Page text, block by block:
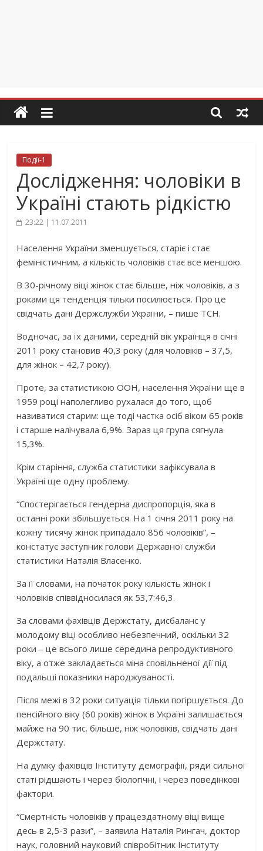
Події-1
Дослідження: чоловіки в
Україні стають рідкістю
23:22 | 11.07.2011
Населення України зменшується, старіє і стає
феміністичним, а кількість чоловіків стає все меншою.
В 30-річному віці жінок стає більше, ніж чоловіків, а з
роками ця тенденція тільки посилюється. Про це
свідчать дані Держслужби України, – пише ТСН.
Водночас, за їх даними, середній вік українця в січні
2011 року становив 40,3 року (для чоловіків – 37,5,
для жінок – 42,7 року).
Проте, за статистикою ООН, населення України ще в
1959 році наполегливо рухалася до того, щоб
називатися старим: ще тоді частка осіб віком 65 років
і старше налічувала 6,9%. Зараз ця група сягнула
15,3%.
Крім старіння, служба статистики зафіксувала в
Україні ще одну проблему.
“Спостерігається гендерна диспропорція, яка в
останні роки збільшується. На 1 січня 2011 року на
кожну тисячу жінок припадало 856 чоловіків”, –
констатує заступник голови Державної служби
статистики Наталія Власенко.
За її словами, на початок року кількість жінок і
чоловіків співвідносилася як 53,7:46,3.
За словами фахівців Держстату, дисбаланс у
молодому віці особливо небезпечний, оскільки 32
роки – це всього лише середина репродуктивного
віку, а отже закладається міна сповільненої дії під
подальші показники народжуваності.
Після межі в 32 роки ситуація тільки погіршується. До
пенсійного віку (60 років) жінок в Україні залишається
майже на 90 тис. більше, ніж чоловіків, свідчать дані
Держстату.
На думку фахівців Інституту демографії, ряди сильної
статі рідшають і через біологічні, і через поведінкові
фактори.
“Смертність чоловіків у працездатному віці вище
десь в 2,5-3 рази”, – заявила Наталія Рингач, доктор
наук, головний науковий співробітник Інституту